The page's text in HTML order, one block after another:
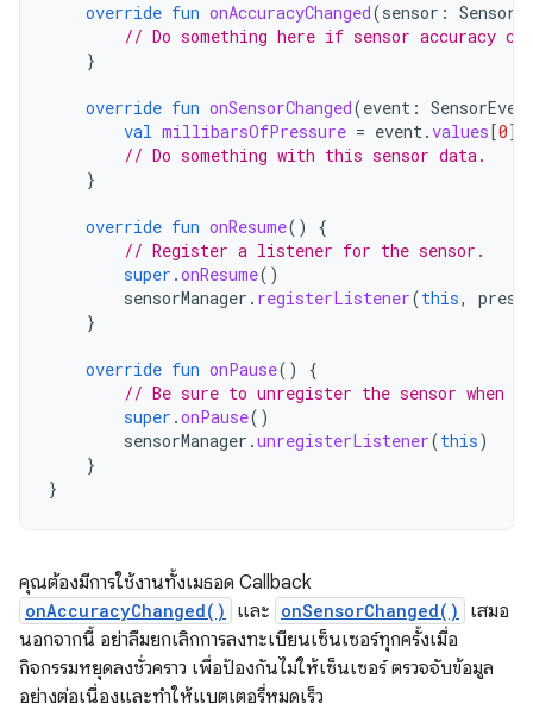
override fun onAccuracyChanged(sensor : Sensor
// Do something here if sensor accuracy
}
override fun onSensorChanged(event :
val millibarsOfPressure = event.values[0]
// Do something with this sensor data.
}
override fun onResume()
{
// Register a listener for the sensor.
super .onResume()
sensorManager . registerListener(this,
}
override fun onPause()
{
// Be sure to unregister the sensor when
super .onPause()
sensorManager .unregisterListener(this)
}
}
คุณต้องมีการใช้งานทั้งเมธอด Callback
onAccuracyChanged() และ onSensorChanged()
เสมอ
นอกจากนี้ อย่าลืมยกเลิกการลงทะเบียนเซ็นเซอร์ทุกครั้งเมื่อ
กิจกรรมหยุดลงชั่วคราว เพื่อป้องกันไม่ให้เซ็นเซอร์ ตรวจจับข้อมูล
อย่างต่อเนื่องและทำให้แบตเตอรี่หมดเร็ว